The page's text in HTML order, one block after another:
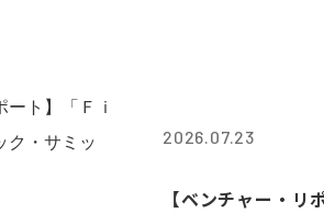
2026.07.23
【ベンチャー・リ